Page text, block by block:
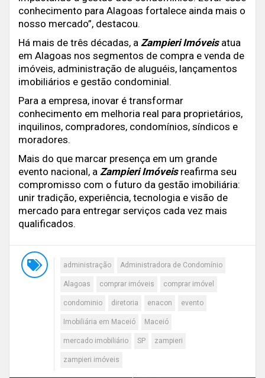
conhecimento para Alagoas fortalece ainda mais o
nosso mercado”, destacou.
Há mais de três décadas, a Zampieri Imóveisatua
em Alagoas nos segmentos de compra e venda de
imóveis, administração de aluguéis, lançamentos
imobiliários e gestão condominial.
Para a empresa, inovar é transformar
conhecimento em melhoria real para proprietários,
inquilinos, compradores, condomínios, síndicos e
moradores.
Mais do que marcar presença em um grande
evento nacional, a Zampieri Imóveis reafirma seu
compromisso com o futuro da gestão imobiliária:
unir tradição, experiência, tecnologia e visão de
mercado para entregar serviços cada vez mais
qualificados.
administração Administradora de Condomínio
Alagoas comprar imóveis comprar imóvel
condominio diretoria enacon evento
Imobiliária em Maceió Maceió
mercado imobiliário SP zampieri
zampieri imóveis